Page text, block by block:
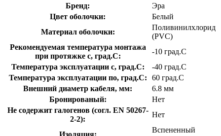
Бренд:
Эра
Цвет оболочки:
Белый
Материал оболочки:
Поливинилхлорид
(PVC)
Рекомендуемая температура монтажа
при протяжке с, град.C:
-10 град.C
Температура эксплуатации с, град.C:
-40 град.C
Температура эксплуатации по, град.C:
60 град.C
Внешний диаметр кабеля, мм:
6.8 мм
Бронированый:
Нет
Не содержит галогенов (согл. EN 50267-
2-2):
Нет
Изоляция:
Вспененный